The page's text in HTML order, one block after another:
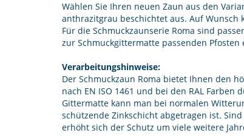
Wählen Sie Ihren neuen Zaun aus den
anthrazitgrau beschichtet aus. Auf Wunsch
Für die Schmuckzaunserie Roma sind
zur Schmuckgittermatte passenden
Verarbeitungshinweise:
Der Schmuckzaun Roma bietet Ihnen den
nach EN ISO 1461 und bei den RAL
Gittermatte kann man bei normalen
schützende Zinkschicht abgetragen ist.
erhöht sich der Schutz um viele weitere